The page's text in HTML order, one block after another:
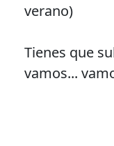
verano)
Tienes que
vamos...